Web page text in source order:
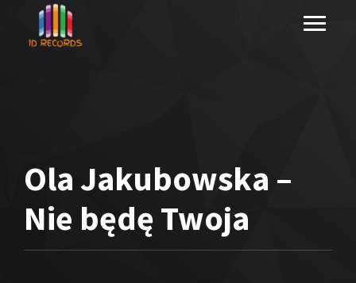
Ola Jakubowska –
Nie będę Twoja